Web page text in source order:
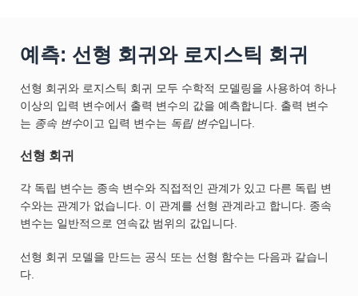
예측: 선형 회귀와 로지스틱 회귀
선형 회귀와 로지스틱 회귀 모두 수학적 모델링을 사용하여 하나
이상의 입력 변수에서 출력 변수의 값을 예측합니다. 출력 변수
는 종속 변수이고 입력 변수는 독립 변수입니다.
선형 회귀
각 독립 변수는 종속 변수와 직접적인 관계가 있고 다른 독립 변
수와는 관계가 없습니다. 이 관계를 선형 관계라고 합니다. 종속
변수는 일반적으로 연속값 범위의 값입니다.
선형 회귀 모델을 만드는 공식 또는 선형 함수는 다음과 같습니
다.